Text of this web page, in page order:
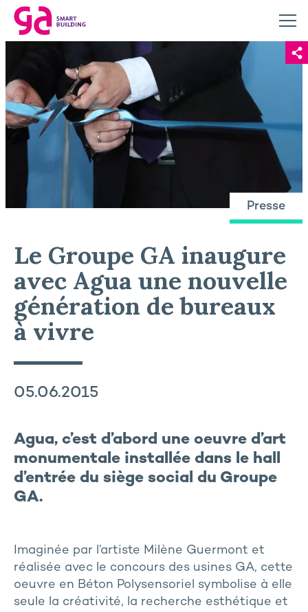
Presse
Le Groupe GA inaugure
avec Agua une nouvelle
génération de bureaux
à vivre
05.06.2015
Agua, c’est d’abord une oeuvre d’art
monumentale installée dans le hall
d’entrée du siège social du Groupe
GA.
Imaginée par l’artiste Milène Guermont et
réalisée avec le concours des usines GA, cette
oeuvre en Béton Polysensoriel symbolise à elle
seule la créativité, la recherche esthétique et